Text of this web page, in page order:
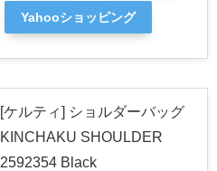
Yahooショッピング
[ケルティ] ショルダーバッグ
KINCHAKU SHOULDER
2592354 Black